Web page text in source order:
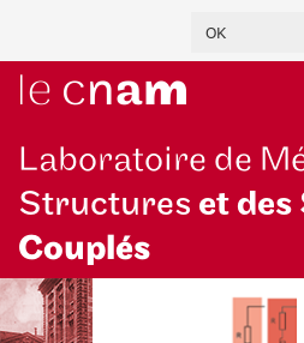
principal
Laboratoire de
Structures et des
Couplés